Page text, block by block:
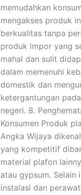
memudahkan
mengakses produk
berkualitas tanpa
produk impor yang
mahal dan sulit
dalam memenuhi
domestik dan
ketergantungan
negeri. 8.
Konsumen Produk
Angka Wijaya
yang kompetitif
material plafon
atau gypsum. Selain
instalasi dan